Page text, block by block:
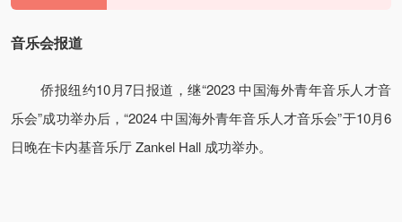
音乐会报道
侨报纽约10月7日报道，继“2023 中国海外青年音乐人才音
乐会”成功举办后，“2024 中国海外青年音乐人才音乐会”于10月6
日晚在卡内基音乐厅 Zankel Hall 成功举办。